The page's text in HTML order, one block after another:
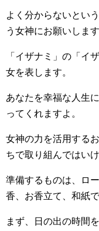
よく分からないとい
う女神にお願いします
「イザナミ」の「イ
女を表します。
あなたを幸福な人生
ってくれますよ。
女神の力を活用する
ちで取り組んではいけ
準備するものは、ロ
香、お香立て、和紙で
まず、日の出の時間